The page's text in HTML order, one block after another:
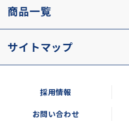
商品一覧
サイトマップ
採用情報
お問い合わせ